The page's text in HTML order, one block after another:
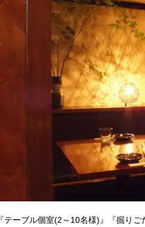
『テーブル個室(2～10名様)』『掘り